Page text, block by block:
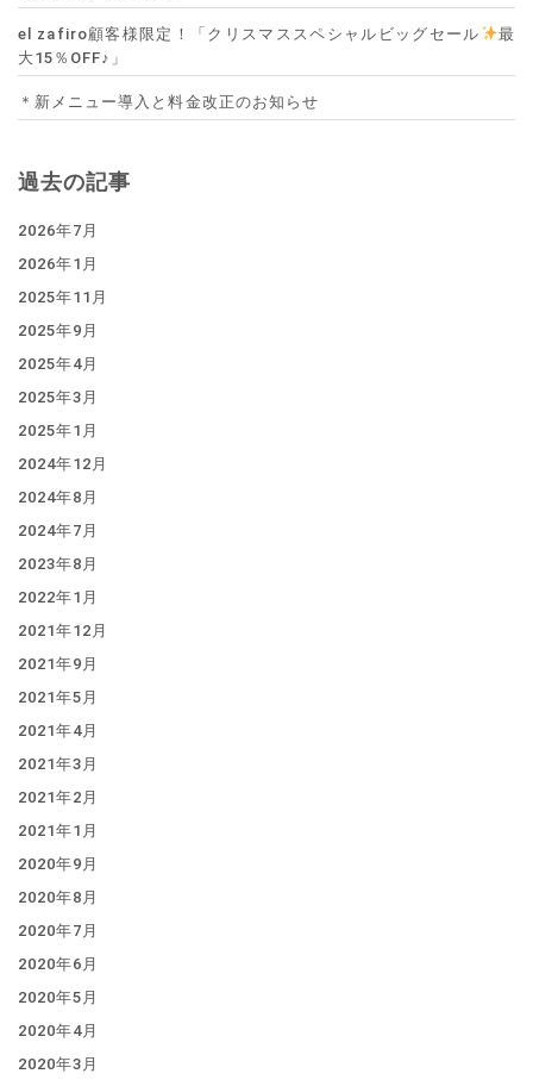
el zafiro顧客様限定！「クリスマススペシャルビッグセール
最
大15％OFF♪」
＊新メニュー導入と料金改正のお知らせ
過去の記事
2026年7月
2026年1月
2025年11月
2025年9月
2025年4月
2025年3月
2025年1月
2024年12月
2024年8月
2024年7月
2023年8月
2022年1月
2021年12月
2021年9月
2021年5月
2021年4月
2021年3月
2021年2月
2021年1月
2020年9月
2020年8月
2020年7月
2020年6月
2020年5月
2020年4月
2020年3月